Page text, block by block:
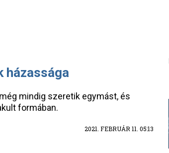
házassága
mindig szeretik egymást, és
formában.
2021. FEBRUÁR 11. 05:13